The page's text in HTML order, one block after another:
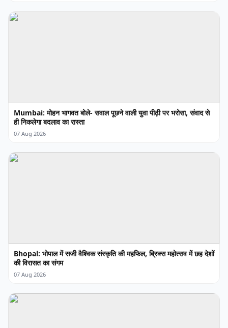
Mumbai: मोहन भागवत बोले- सवाल पूछने वाली युवा पीढ़ी पर भरोसा, संवाद से
ही निकलेगा बदलाव का रास्ता
07 Aug 2026
Bhopal: भोपाल में सजी वैश्विक संस्कृति की महफिल, ब्रिक्स महोत्सव में छह देशों
की विरासत का संगम
07 Aug 2026